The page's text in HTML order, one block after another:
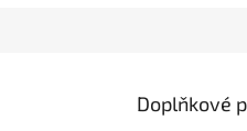
Doplňkové